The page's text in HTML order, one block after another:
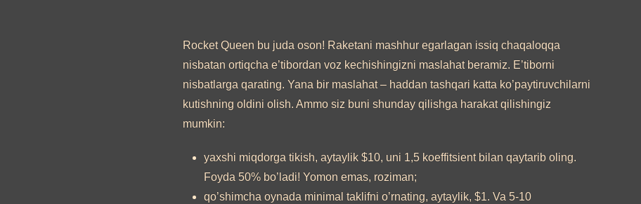
Rocket Queen bu juda oson! Raketani mashhur egarlagan issiq chaqaloqqa
nisbatan ortiqcha e’tibordan voz kechishingizni maslahat beramiz. E’tiborni
nisbatlarga qarating. Yana bir maslahat – haddan tashqari katta ko’paytiruvchilarni
kutishning oldini olish. Ammo siz buni shunday qilishga harakat qilishingiz
mumkin:
yaxshi miqdorga tikish, aytaylik $10, uni 1,5 koeffitsient bilan qaytarib oling.
Foyda 50% bo’ladi! Yomon emas, roziman;
qo’shimcha oynada minimal taklifni o’rnating, aytaylik, $1. Va 5-10